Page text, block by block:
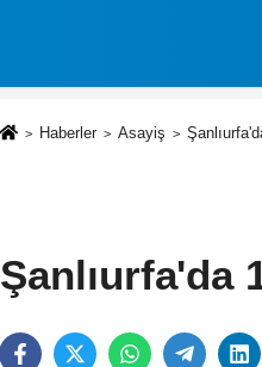
Haberler Asayiş
Şanlıurfa'da